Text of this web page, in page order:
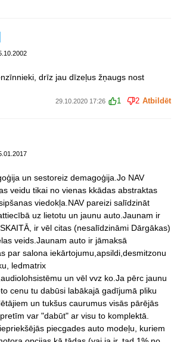
drīz jau dīzeļus žņaugs nost
29.10.2020 17:26 1 2 Atbildēt
un sestoreiz demagoģija.Jo NAV
veidu tikai no vienas kkādas abstraktas
viedokļa.NAV pareizi salīdzināt
uz lietotu un jaunu auto.Jaunam ir
ir vēl citas (nesalīdzināmi Dārgākas)
veids.Jaunam auto ir jāmaksā
par salona iekārtojumu,apsildi,desmitzonu
ledmatrix
un vēl vvz ko.Ja pērc jaunu
cenu tu dabūsi labākajā gadījumā pliku
un tukšus caurumus visās pārējās
var "dabūt" ar visu to komplektā.
piecgades auto modeļu, kuriem